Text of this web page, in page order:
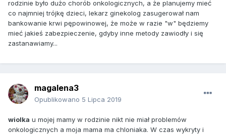
rodzinie było dużo chorób onkologicznych, a że planujemy mieć
co najmniej trójkę dzieci, lekarz ginekolog zasugerował nam
bankowanie krwi pępowinowej, że może w razie "w" będziemy
mieć jakieś zabezpieczenie, gdyby inne metody zawiodły i się
zastanawiamy...
magalena3
Opublikowano 5 Lipca 2019
wiolka u mojej mamy w rodzinie nikt nie miał problemów
onkologicznych a moja mama ma chloniaka. W czas wykryty i